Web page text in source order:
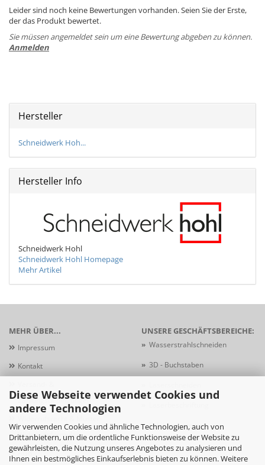
Diese Webseite verwendet Cookies und
andere Technologien
Wir verwenden Cookies und ähnliche Technologien, auch von
Drittanbietern, um die ordentliche Funktionsweise der Website zu
gewährleisten, die Nutzung unseres Angebotes zu analysieren und
Ihnen ein bestmögliches Einkaufserlebnis bieten zu können. Weitere
Leider sind noch keine Bewertungen vorhanden. Seien Sie der Erste,
der das Produkt bewertet.
Sie müssen angemeldet sein um eine Bewertung abgeben zu können.
Anmelden
Hersteller
Schneidwerk Hoh...
Hersteller Info
Schneidwerk Hohl
Schneidwerk Hohl Homepage
Mehr Artikel
MEHR ÜBER...
Impressum
Kontakt
Zahlungsbedingungen
Widerrufsformular
AGB
UNSERE GESCHÄFTSBEREICHE:
» Wasserstrahlschneiden
» 3D - Buchstaben
»Schildersysteme